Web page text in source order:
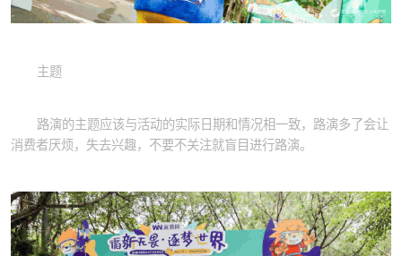
主题
路演的主题应该与活动的实际日期和情况相一致，路演多了会让
消费者厌烦，失去兴趣，不要不关注就盲目进行路演。